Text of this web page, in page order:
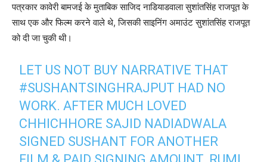
पत्रकार कावेरी बामजई के मुताबिक साजिद नाडियाडवाला सुशांतसिंह राजपूत के
साथ एक और फिल्‍म करने वाले थे, जिसकी साइनिंग अमाउंट सुशांतसिंह राजपूत
को दी जा चुकी थी।
LET US NOT BUY NARRATIVE THAT
#SUSHANTSINGHRAJPUT HAD NO
WORK. AFTER MUCH LOVED
CHHICHHORE SAJID NADIADWALA
SIGNED SUSHANT FOR ANOTHER